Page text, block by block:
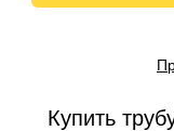
Купить